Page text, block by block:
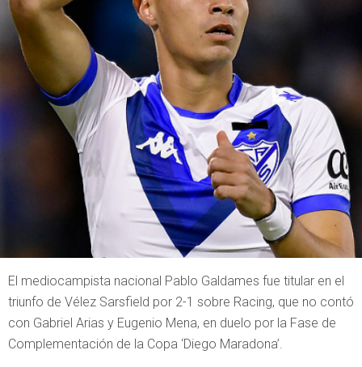
El mediocampista nacional Pablo Galdames fue titular en el
triunfo de Vélez Sarsfield por 2-1 sobre Racing, que no contó
con Gabriel Arias y Eugenio Mena, en duelo por la Fase de
Complementación de la Copa ‘Diego Maradona’.